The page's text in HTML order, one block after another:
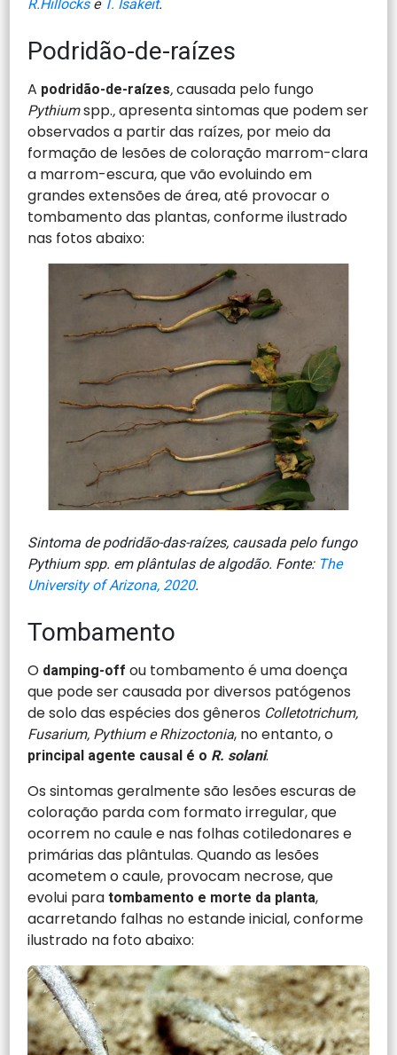
R.Hillockse T. Isakeit.
Podridão-de-raízes
A podridão-de-raízes,causada pelo fungo
Pythiumspp.,apresenta sintomas que podem ser
observados a partir das raízes, por meio da
formação de lesões de coloração marrom-clara
a marrom-escura, que vão evoluindo em
grandes extensões de área, até provocar o
tombamento das plantas, conforme ilustrado
nas fotos abaixo:
Sintoma de podridão-das-raízes, causada pelo fungo
Pythium spp. em plântulas de algodão. Fonte: The
University of Arizona, 2020.
Tombamento
O damping-off ou tombamento éuma doença
que pode ser causada por diversos patógenos
de solo das espécies dos gêneros Colletotrichum,
Fusarium, Pythium e Rhizoctonia, no entanto, o
principal agente causal é o R. solani.
Os sintomas geralmente são lesões escuras de
coloração parda com formato irregular, que
ocorrem no caule e nas folhas cotiledonares e
primárias das plântulas. Quando as lesões
acometem o caule, provocam necrose, que
evolui paratombamento e morte da planta,
acarretando falhas no estande inicial, conforme
ilustrado na foto abaixo: